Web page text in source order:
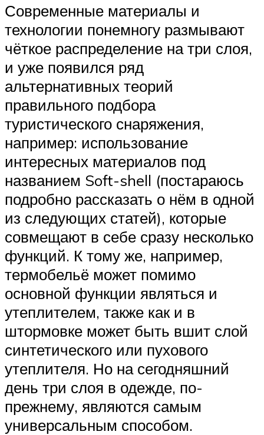
Современные материалы и
технологии понемногу размывают
чёткое распределение на три слоя,
и уже появился ряд
альтернативных теорий
правильного подбора
туристического снаряжения,
например: использование
интересных материалов под
названием Soft-shell (постараюсь
подробно рассказать о нём в одной
из следующих статей), которые
совмещают в себе сразу несколько
функций. К тому же, например,
термобельё может помимо
основной функции являться и
утеплителем, также как и в
штормовке может быть вшит слой
синтетического или пухового
утеплителя. Но на сегодняшний
день три слоя в одежде, по-
прежнему, являются самым
универсальным способом.